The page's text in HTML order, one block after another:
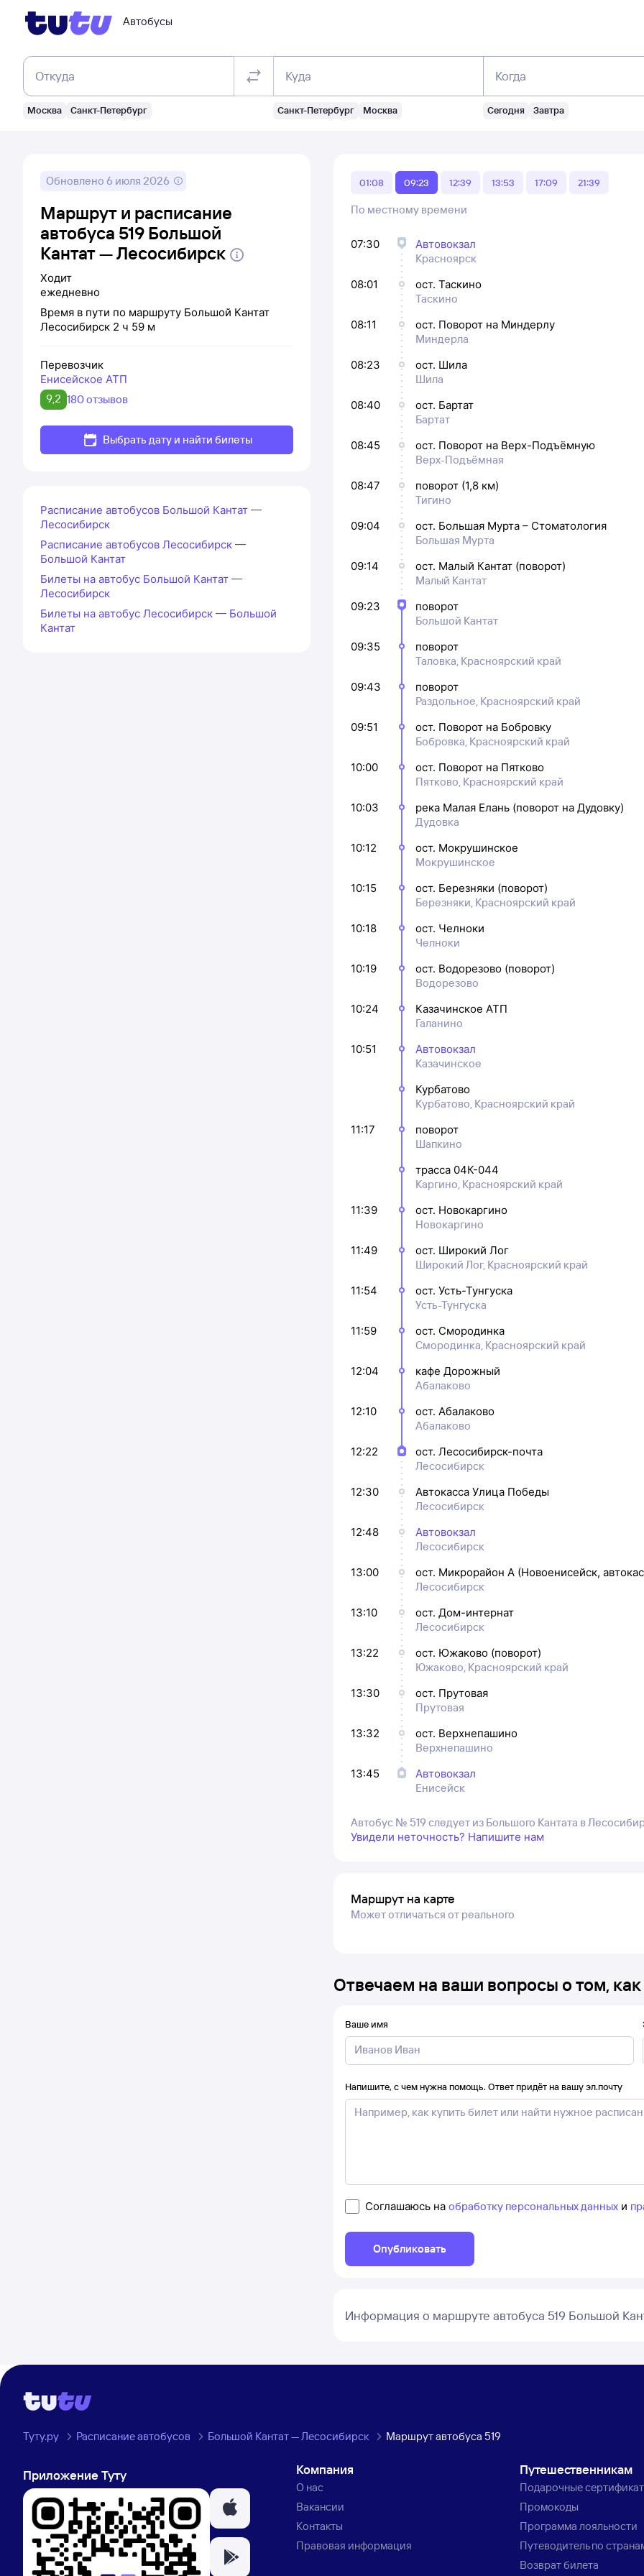
Автобусы
Откуда
Москва Санкт-Петербург
Куда
Санкт-Петербург Москва
Когда
Сегодня Завтра
Обновлено 6 июля 2026
Маршрут и расписание
автобуса 519 Большой
Кантат — Лесосибирск
Ходит
ежедневно
Время в пути по маршруту Большой Кантат
Лесосибирск 2 ч 59 м
Перевозчик
Енисейское АТП
9,2 180 отзывов
Выбрать дату и найти билеты
01:08 09:23 12:39 13:53 17:09 21:39
По местному времени
07:30
Автовокзал
Красноярск
08:01
ост. Таскино
Таскино
08:11
ост. Поворот на Миндерлу
Миндерла
08:23
ост. Шила
Шила
08:40
ост. Бартат
Бартат
08:45
ост. Поворот на Верх-Подъёмную
Верх-Подъёмная
08:47
поворот (1,8 км)
Тигино
09:04
ост. Большая Мурта – Стоматология
Большая Мурта
09:14
ост. Малый Кантат (поворот)
Малый Кантат
09:23
поворот
Большой Кантат
09:35
поворот
Таловка, Красноярский край
09:43
поворот
Раздольное, Красноярский край
09:51
ост. Поворот на Бобровку
Бобровка, Красноярский край
10:00
ост. Поворот на Пятково
Пятково, Красноярский край
10:03
река Малая Елань (поворот на Дудовку)
Дудовка
10:12
ост. Мокрушинское
Мокрушинское
10:15
ост. Березняки (поворот)
Березняки, Красноярский край
10:18
ост. Челноки
Челноки
10:19
ост. Водорезово (поворот)
Водорезово
10:24
Казачинское АТП
Галанино
10:51
Автовокзал
Казачинское
Курбатово
Курбатово, Красноярский край
11:17
поворот
Шапкино
трасса 04К-044
Каргино, Красноярский край
11:39
ост. Новокаргино
Новокаргино
11:49
ост. Широкий Лог
Широкий Лог, Красноярский край
11:54
ост. Усть-Тунгуска
Усть-Тунгуска
11:59
ост. Смородинка
Смородинка, Красноярский край
12:04
кафе Дорожный
Абалаково
12:10
ост. Абалаково
Абалаково
12:22
ост. Лесосибирск-почта
Лесосибирск
12:30
Автокасса Улица Победы
Лесосибирск
12:48
Автовокзал
Лесосибирск
13:00
ост. Микрорайон А (Новоенисейск,
Лесосибирск
13:10
ост. Дом-интернат
Лесосибирск
13:22
ост. Южаково (поворот)
Южаково, Красноярский край
13:30
ост. Прутовая
Прутовая
13:32
ост. Верхнепашино
Верхнепашино
13:45
Автовокзал
Енисейск
Автобус № 519 следует из Большого Кантата в
Увидели неточность? Напишите нам
Маршрут на карте
Может отличаться от реального
Отвечаем на ваши вопросы о том, как
Ваше имя
Напишите, с чем нужна помощь. Ответ придёт на вашу эл.почту
Соглашаюсь на обработку персональных данных и
Опубликовать
Информация о маршруте автобуса 519 Большой
Расписание автобусов Большой Кантат —
Лесосибирск
Расписание автобусов Лесосибирск —
Большой Кантат
Билеты на автобус Большой Кантат —
Лесосибирск
Билеты на автобус Лесосибирск — Большой
Кантат
Туту.ру Расписание автобусов Большой Кантат — Лесосибирск Маршрут автобуса 519
Приложение Туту Компания
О нас
Вакансии
Контакты
Правовая информация
Путешественникам
Подарочные
Промокоды
Программа лояльности
Путеводитель по
Возврат билета